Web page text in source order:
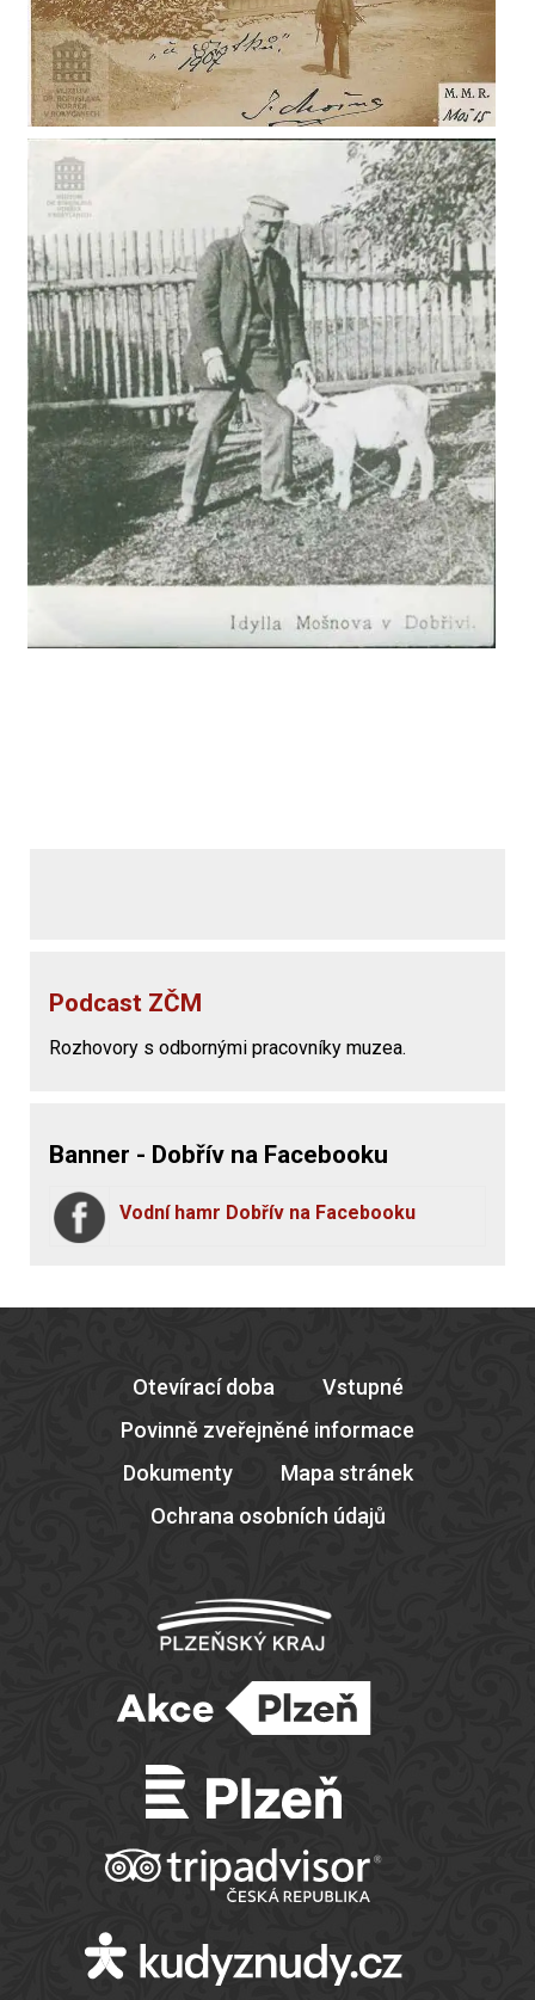
Podcast ZČM
Rozhovory s odbornými pracovníky muzea.
Banner - Dobřív na Facebooku
Vodní hamr Dobřív na Facebooku
Otevírací doba
Vstupné
Povinně zveřejněné informace
Dokumenty
Mapa stránek
Ochrana osobních údajů